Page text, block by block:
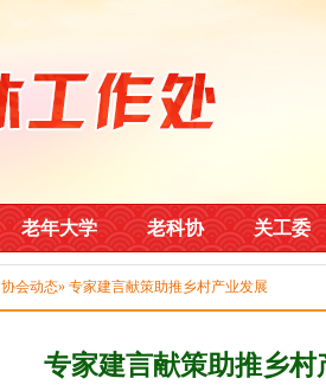
老年大学 老科协 关工委
协会动态» 专家建言献策助推乡村产业发展
专家建言献策助推乡村